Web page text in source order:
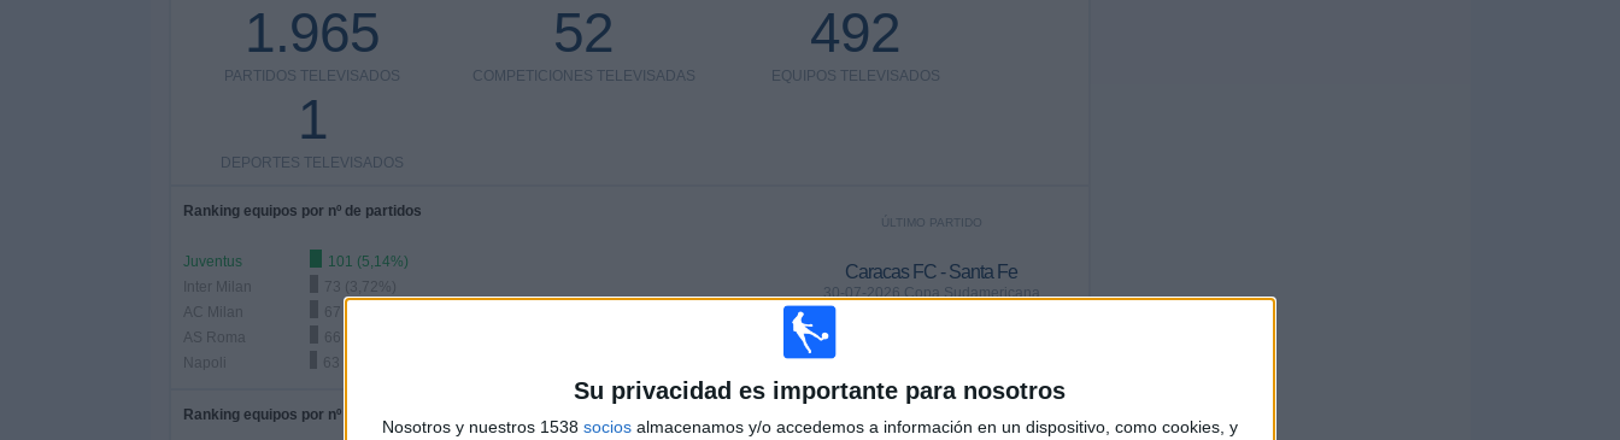
Su privacidad es importante para nosotros
Nosotros y nuestros 1538 socios almacenamos y/o accedemos a información en un dispositivo, como cookies, y
1.965
PARTIDOS TELEVISADOS
52
COMPETICIONES TELEVISADAS
492
EQUIPOS TELEVISADOS
1
DEPORTES TELEVISADOS
Ranking equipos por nº de partidos
Juventus
101 (5,14%)
Inter Milan
73 (3,72%)
AC Milan
67 (3,41%)
AS Roma
66 (3,36%)
Napoli
63 (3,21%)
ÚLTIMO PARTIDO
Caracas FC - Santa Fe
30-07-2026 Copa Sudamericana
Ranking equipos por nº de partidos Local